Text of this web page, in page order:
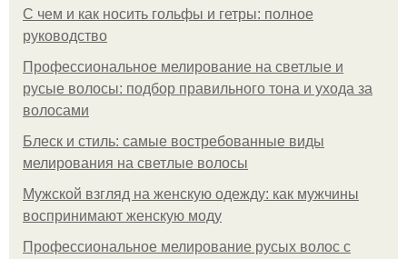
С чем и как носить гольфы и гетры: полное
руководство
Профессиональное мелирование на светлые и
русые волосы: подбор правильного тона и ухода за
волосами
Блеск и стиль: самые востребованные виды
мелирования на светлые волосы
Мужской взгляд на женскую одежду: как мужчины
воспринимают женскую моду
Профессиональное мелирование русых волос с